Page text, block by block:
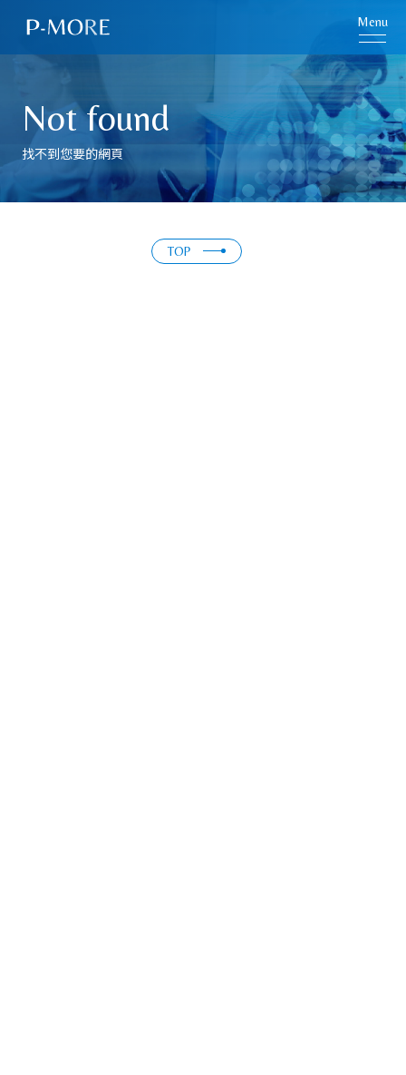
Menu
Not found
找不到您要的網頁
TOP